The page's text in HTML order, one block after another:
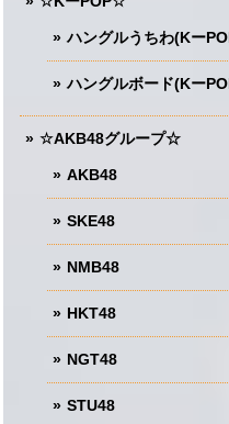
ハングルうちわ(Kー
ハングルボード(Kー
☆AKB48グループ☆
AKB48
SKE48
NMB48
HKT48
NGT48
STU48